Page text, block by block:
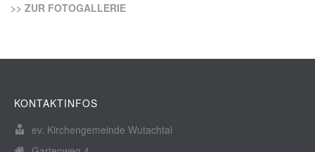
>> ZUR FOTOGALLERIE
KONTAKTINFOS
ev. Kirchengemeinde Wutachtal